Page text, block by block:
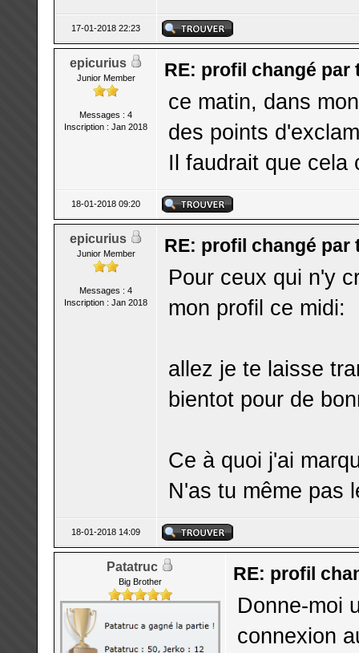
17-01-2018 22:23
epicurius
Junior Member
Messages : 4
Inscription : Jan 2018
RE: profil changé par
ce matin, dans
des points
Il faudrait que cela
18-01-2018 09:20
epicurius
Junior Member
Messages : 4
Inscription : Jan 2018
RE: profil changé par
Pour ceux qui n'y
mon profil ce midi:
allez je te laisse
bientot pour de
Ce à quoi j'ai
N'as tu même pas
18-01-2018 14:09
Patatruc
Big Brother RE: profil
Donne-moi
connexion